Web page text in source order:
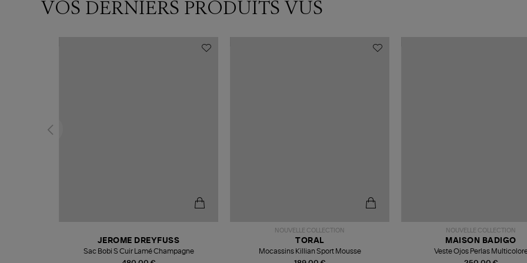
VOS DERNIERS PRODUITS VUS
JEROME DREYFUSS
Sac Bobi S Cuir Lamé Champagne
NOUVELLE COLLECTION
TORAL
Mocassins Killian Sport Mousse
NOUVELLE COLLECTION
MAISON BADIGO
Veste Ojos Perlas